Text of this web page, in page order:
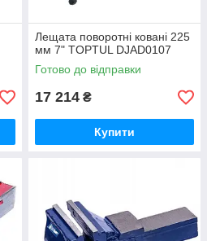
Лещата поворотні ковані 225
мм 7" TOPTUL DJAD0107
Готово до відправки
17 214 ₴
Купити